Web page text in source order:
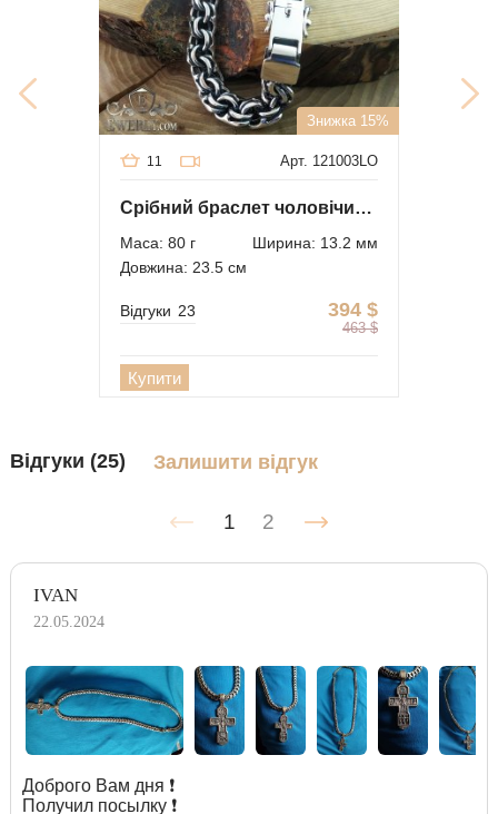
Знижка 15%
Арт. 121003LO
11
Срібний браслет чоловічий з чорнінням
Маса: 80 г
Ширина: 13.2 мм
Довжина: 23.5 см
394 $
463 $
Відгуки 23
Купити
Відгуки (25) Залишити відгук
1 2
IVAN
22.05.2024
Доброго Вам дня ❗️
Получил посылку ❗️